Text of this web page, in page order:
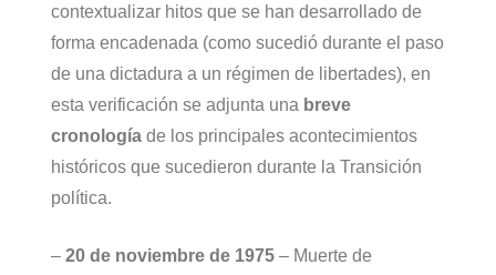
contextualizar hitos que se han desarrollado de
forma encadenada (como sucedió durante el paso
de una dictadura a un régimen de libertades), en
esta verificación se adjunta una breve
cronologíade los principales acontecimientos
históricos que sucedieron durante la Transición
política.
– 20 de noviembre de 1975– Muerte de